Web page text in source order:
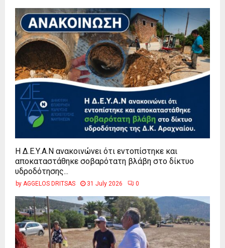
Η Δ.Ε.Υ.Α.Ν ανακοινώνει ότι εντοπίστηκε και
αποκαταστάθηκε σοβαρότατη βλάβη στο δίκτυο
υδροδότησης...
by AGGELOS DRITSAS 31 July 2026 0